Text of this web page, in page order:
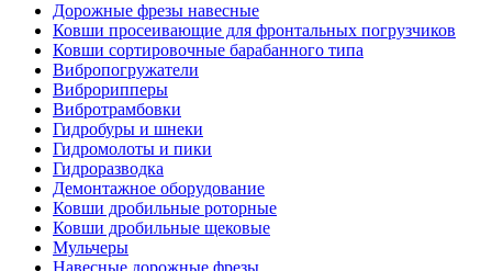
Дорожные фрезы навесные
Ковши просеивающие для фронтальных погрузчиков
Ковши сортировочные барабанного типа
Вибропогружатели
Виброрипперы
Вибротрамбовки
Гидробуры и шнеки
Гидромолоты и пики
Гидроразводка
Демонтажное оборудование
Ковши дробильные роторные
Ковши дробильные щековые
Мульчеры
Навесные дорожные фрезы